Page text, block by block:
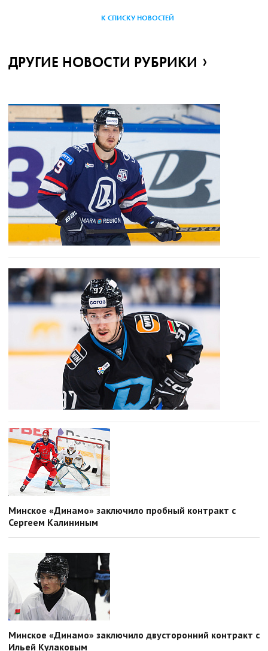
К СПИСКУ НОВОСТЕЙ
ДРУГИЕ НОВОСТИ РУБРИКИ
Минское «Динамо» заключило пробный контракт с
Сергеем Калининым
Минское «Динамо» заключило двусторонний контракт с
Ильей Кулаковым